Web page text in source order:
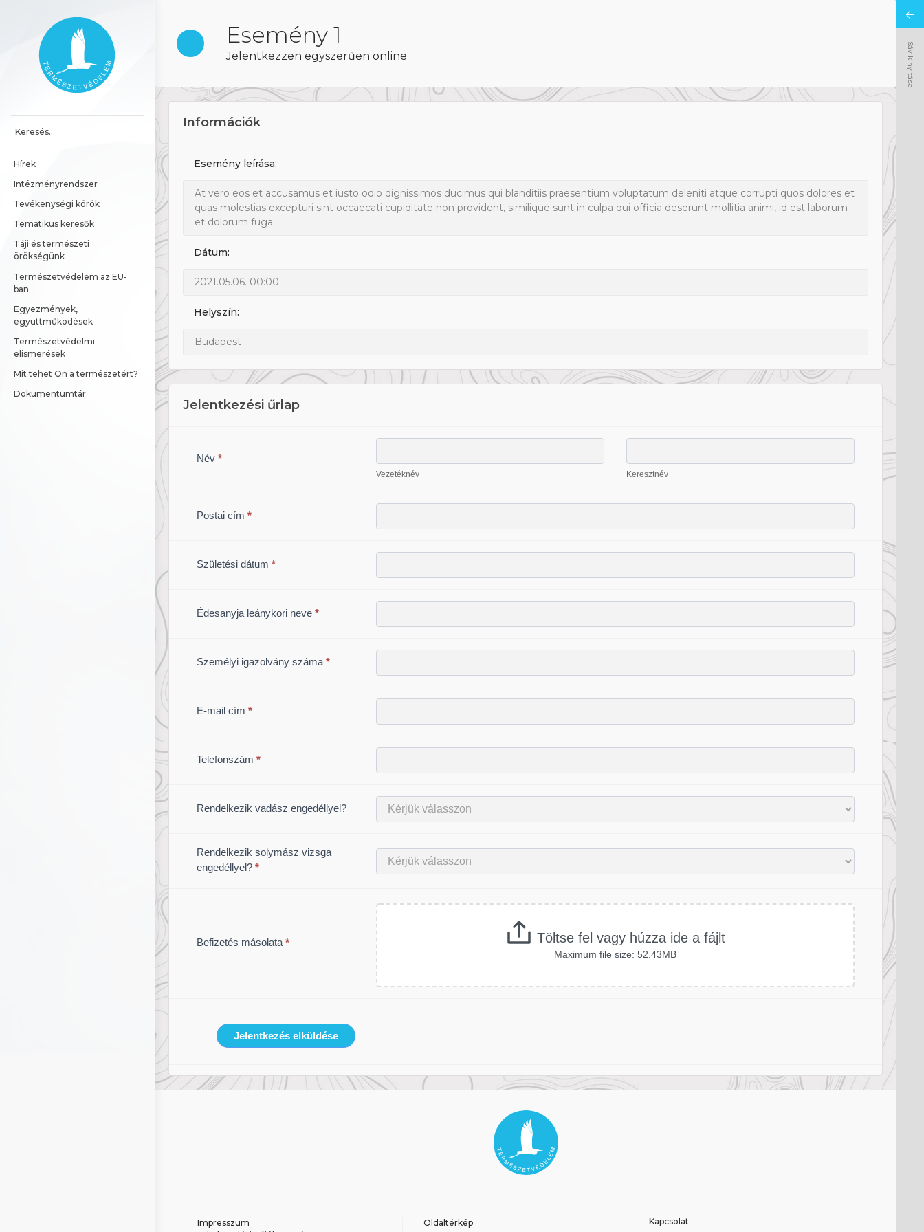
Főoldal
Hírek
Intézményrendszer
Tevékenységi körök
Tematikus keresők
Táji és természeti
örökségünk
Természetvédelem az EU-
ban
Egyezmények,
együttműködések
Természetvédelmi
elismerések
Mit tehet Ön a természetért?
Dokumentumtár
Esemény 1
Jelentkezzen egyszerűen online
Információk
Esemény leírása:
At vero eos et accusamus et iusto odio dignissimos ducimus qui blanditiis praesentium voluptatum deleniti atque corrupti quos dolores et
quas molestias excepturi sint occaecati cupiditate non provident, similique sunt in culpa qui officia deserunt mollitia animi, id est laborum
et dolorum fuga.
Dátum:
2021.05.06. 00:00
Helyszín:
Budapest
Jelentkezési űrlap
természetvédelmi
Név *
Vezetéknév Keresztnév
Postai cím *
Születési dátum *
Édesanyja leánykori neve *
Személyi igazolvány száma *
E-mail cím *
Telefonszám *
Rendelkezik vadász engedéllyel?
Rendelkezik solymász vizsga
engedéllyel? *
Befizetés másolata * Töltse fel vagy húzza ide a fájlt
Maximum file size: 52.43MB
Jelentkezés elküldése
human,
Impresszum
Oldaltérkép Kapcsolat
Sáv kinyitása